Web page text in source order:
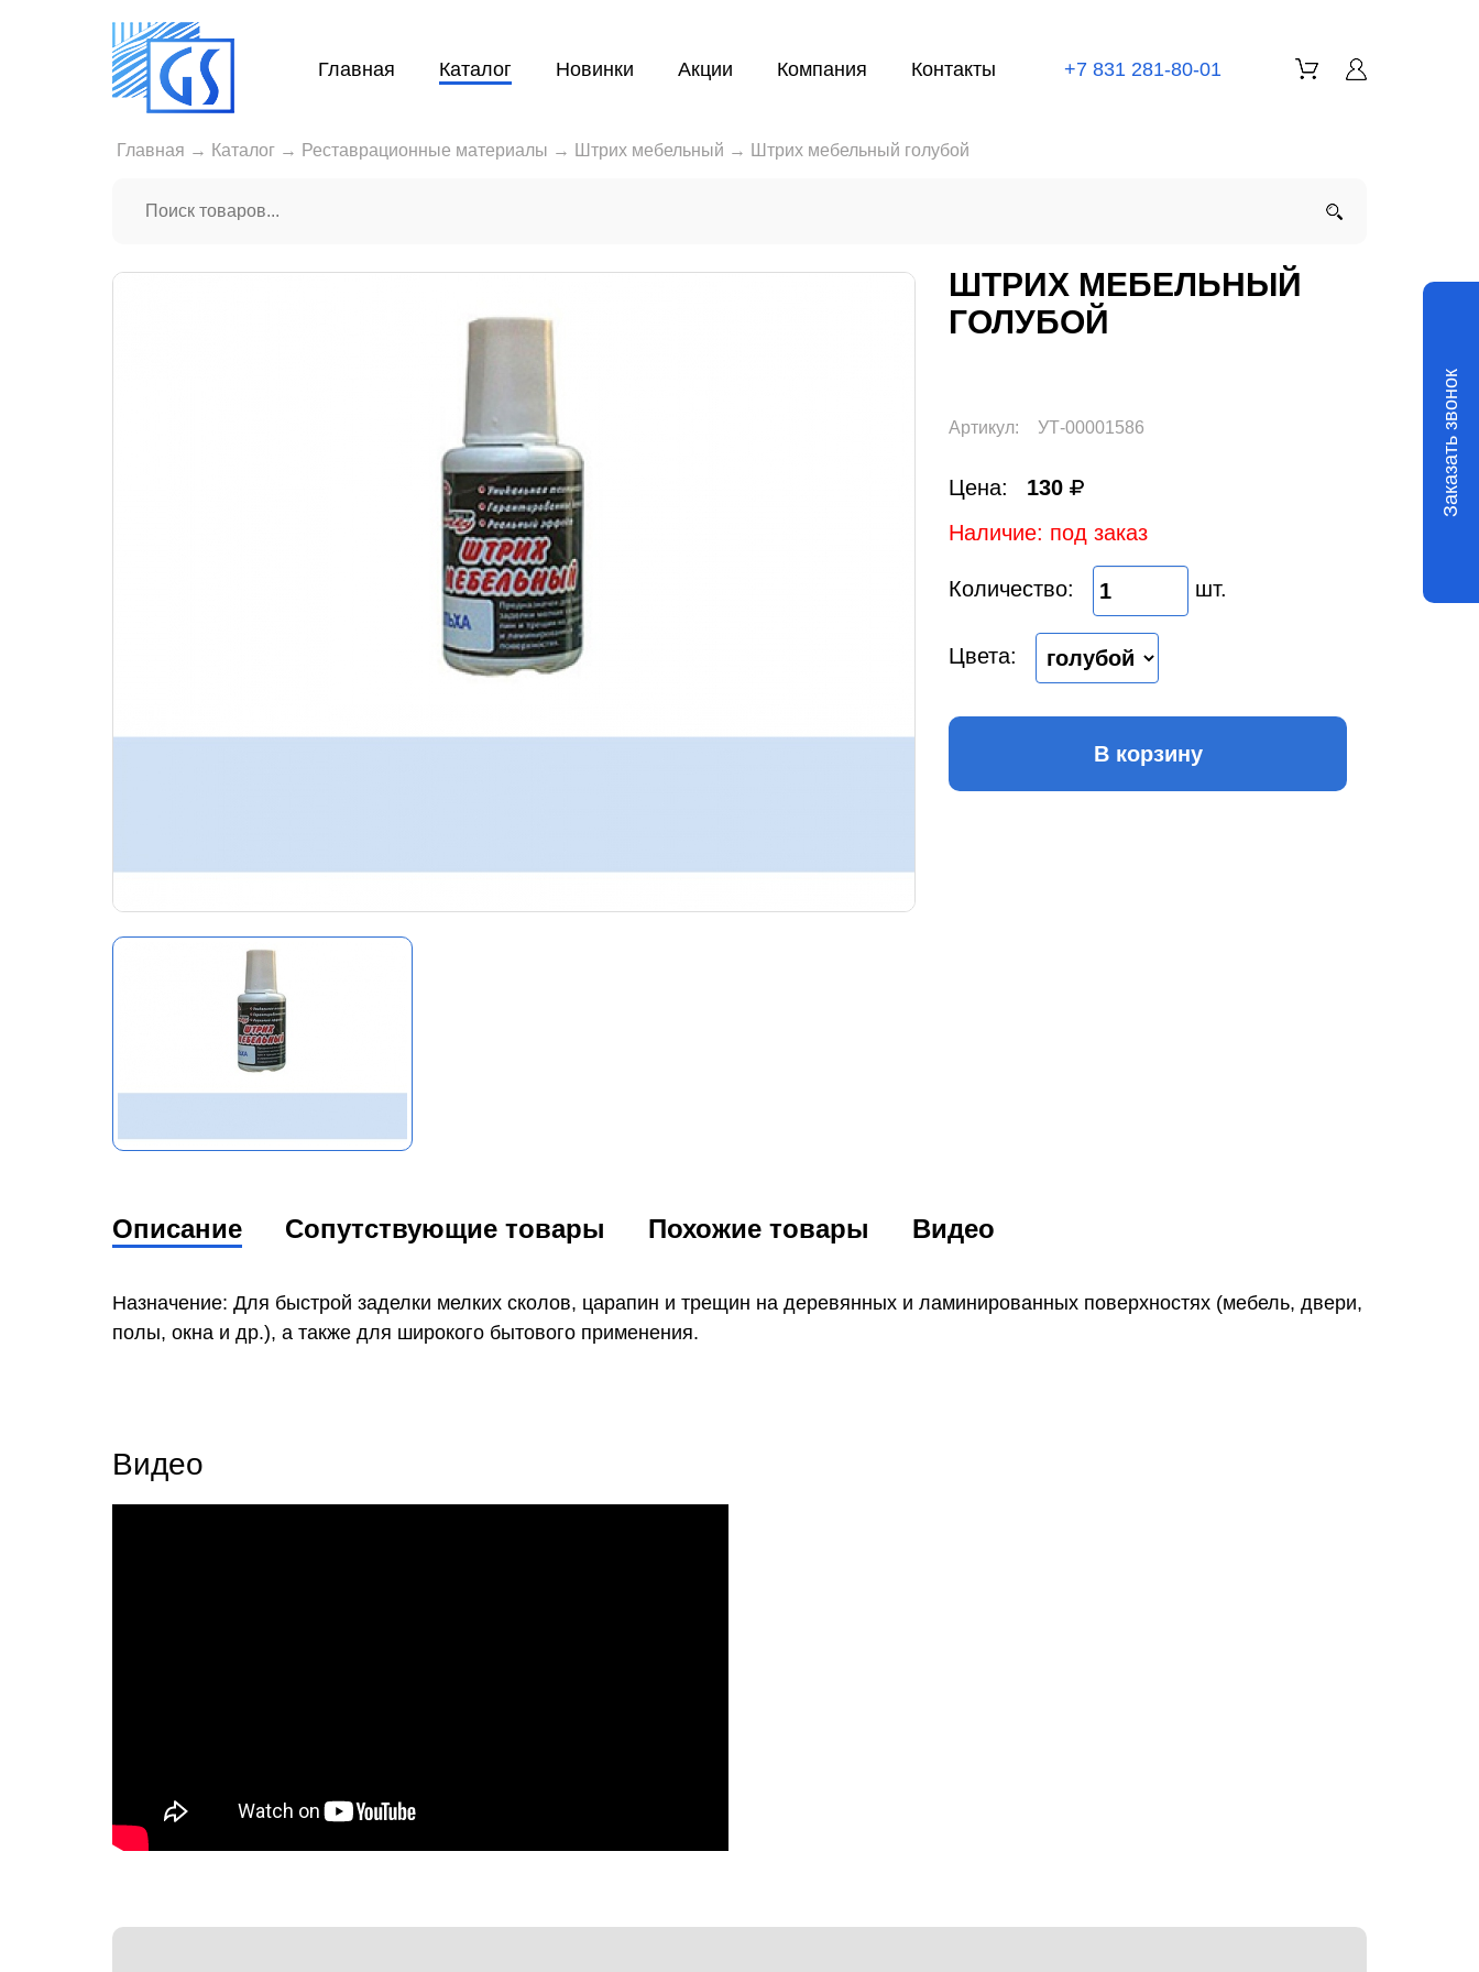
Главная Каталог Новинки Акции Компания Контакты +7 831 281-80-01
Главная → Каталог → Реставрационные материалы → Штрих мебельный → Штрих мебельный голубой
ШТРИХ МЕБЕЛЬНЫЙ
ГОЛУБОЙ
Артикул: УТ-00001586
Цена:
130
Наличие: под заказ
Количество: шт.
Цвета:
В корзину
Описание Сопутствующие товары Похожие товары Видео
Назначение: Для быстрой заделки мелких сколов, царапин и трещин на деревянных и ламинированных поверхностях (мебель, двери,
полы, окна и др.), а также для широкого бытового применения.
Видео
Заказать звонок